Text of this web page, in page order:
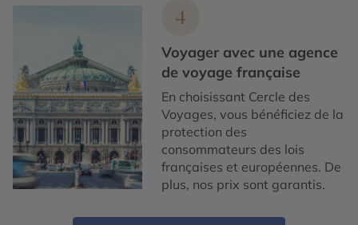
4
Voyager avec une agence
de voyage française
En choisissant Cercle des
Voyages, vous bénéficiez de la
protection des
consommateurs des lois
françaises et européennes. De
plus, nos prix sont garantis.